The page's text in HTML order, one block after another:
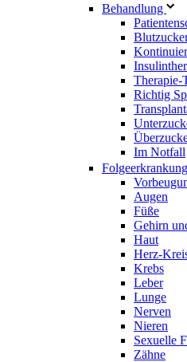
Behandlung
Therapie-
Richtig
Im Notfall
Augen
Füße
Gehirn
Haut
Herz-
Krebs
Leber
Lunge
Nerven
Nieren
Sexuelle
Zähne